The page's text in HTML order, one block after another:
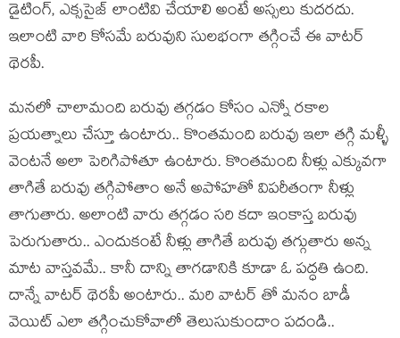
డైటింగ్, ఎక్ససైజ్ లాంటివి చేయాలి అంటే అస్సలు కుదరదు.
ఇలాంటి వారి కోసమే బరువుని సులభంగా తగ్గించే ఈ వాటర్
థెరపీ.
మనలో చాలామంది బరువు తగ్గడం కోసం ఎన్నో రకాల
ప్రయత్నాలు చేస్తూ ఉంటారు.. కొంతమంది బరువు ఇలా తగ్గి మళ్ళీ
వెంటనే అలా పెరిగిపోతూ ఉంటారు. కొంతమంది నీళ్లు ఎక్కువగా
తాగితే బరువు తగ్గిపోతాం అనే అపోహతో విపరీతంగా నీళ్లు
తాగుతారు. అలాంటి వారు తగ్గడం సరి కదా ఇంకాస్త బరువు
పెరుగుతారు.. ఎందుకంటే నీళ్లు తాగితే బరువు తగ్గుతారు అన్న
మాట వాస్తవమే.. కానీ దాన్ని తాగడానికి కూడా ఓ పద్ధతి ఉంది.
దాన్నే వాటర్ థెరపీ అంటారు.. మరి వాటర్ తో మనం బాడీ
వెయిట్ ఎలా తగ్గించుకోవాలో తెలుసుకుందాం పదండి..